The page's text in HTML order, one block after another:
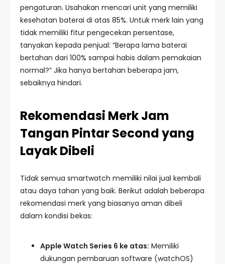
pengaturan. Usahakan mencari unit yang memiliki
kesehatan baterai di atas 85%. Untuk merk lain yang
tidak memiliki fitur pengecekan persentase,
tanyakan kepada penjual: “Berapa lama baterai
bertahan dari 100% sampai habis dalam pemakaian
normal?” Jika hanya bertahan beberapa jam,
sebaiknya hindari.
Rekomendasi Merk Jam
Tangan Pintar Second yang
Layak Dibeli
Tidak semua smartwatch memiliki nilai jual kembali
atau daya tahan yang baik. Berikut adalah beberapa
rekomendasi merk yang biasanya aman dibeli
dalam kondisi bekas:
Apple Watch Series 6 ke atas: Memiliki
dukungan pembaruan software (watchOS)